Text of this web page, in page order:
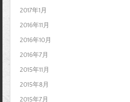
2017年1月
2016年11月
2016年10月
2016年7月
2015年11月
2015年8月
2015年7月